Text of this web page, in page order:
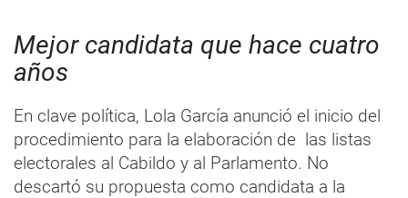
Mejor candidata que hace cuatro
años
En clave política, Lola García anunció el inicio del
procedimiento para la elaboración de las listas
electorales al Cabildo y al Parlamento. No
descartó su propuesta como candidata a la